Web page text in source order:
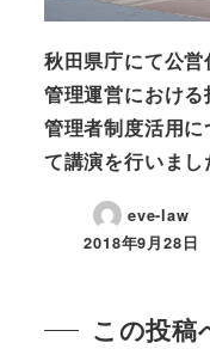
秋田県庁にて公営
管理運営における
管理者制度活用に
て講演を行いまし
eve-law
投稿日
2018年9月28日
この投稿